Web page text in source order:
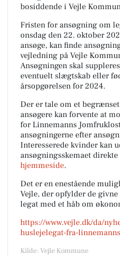
bosiddende i Vejle
Fristen for ansøgning om
onsdag den 22. oktober
ansøge, kan finde
vejledning på Vejle
Ansøgningen skal
eventuelt slægtskab eller
årsopgørelsen for 2024.
Der er tale om et
ansøgere kan forvente at
for Linnemanns
ansøgningerne efter
Interesserede kvinder kan
ansøgningsskemaet direkte
hjemmeside.
Det er en enestående
Vejle, der opfylder de
legat med et håb om
https://www.vejle.dk/da/
huslejelegat-fra-
Kilde: Vejle Kommune